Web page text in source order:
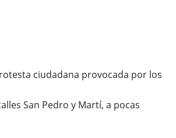
ciudadana provocada por los
San Pedro y Martí, a pocas